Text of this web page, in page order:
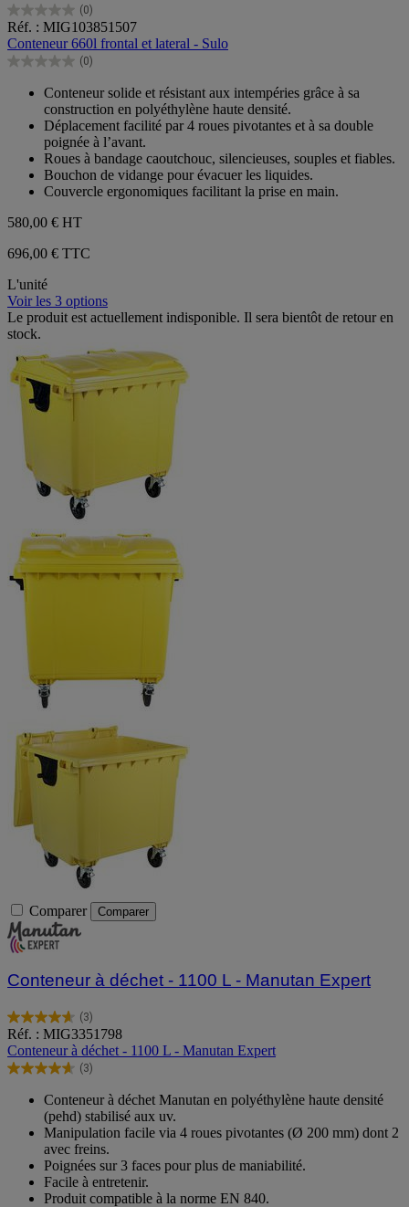
(0)
0.0
sur
5
étoiles.
Réf. : MIG103851507
Conteneur 660l frontal et lateral - Sulo
(0)
0.0
étoiles.
Conteneur solide et résistant aux intempéries grâce à sa
construction en polyéthylène haute densité.
Déplacement facilité par 4 roues pivotantes et à sa double
poignée à l’avant.
Roues à bandage caoutchouc, silencieuses, souples et fiables.
Bouchon de vidange pour évacuer les liquides.
Couvercle ergonomiques facilitant la prise en main.
580,00 € HT
696,00 € TTC
L'unité
Voir les 3 options
Le produit est actuellement indisponible. Il sera bientôt de retour en
stock.
Comparer Comparer
Conteneur à déchet - 1100 L - Manutan Expert
(3)
4.7
sur
5
étoiles.
avis
Réf. : MIG3351798
Conteneur à déchet - 1100 L - Manutan Expert
(3)
4.7
étoiles.
Conteneur à déchet Manutan en polyéthylène haute densité
(pehd) stabilisé aux uv.
Manipulation facile via 4 roues pivotantes (Ø 200 mm) dont 2
avec freins.
Poignées sur 3 faces pour plus de maniabilité.
Facile à entretenir.
Produit compatible à la norme EN 840.